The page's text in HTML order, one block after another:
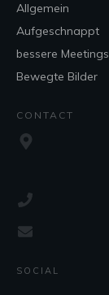
Allgemein
Aufgeschnappt
bessere Meetings
Bewegte Bilder
CONTACT
SOCIAL